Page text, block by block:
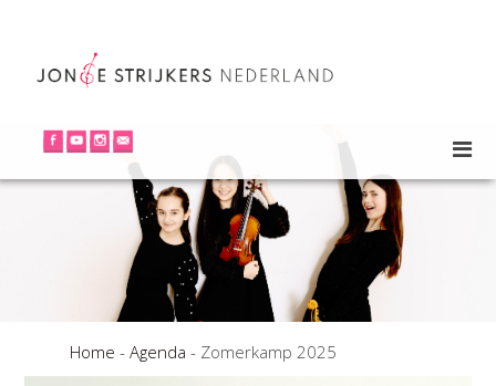
Home - Agenda - Zomerkamp 2025